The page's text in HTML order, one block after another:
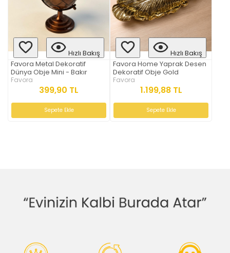
Hızlı Bakış
Favora Metal Dekoratif
Dünya Obje Mini - Bakır
Favora
399,90 TL
Sepete Ekle
Hızlı Bakış
Favora Home Yaprak Desen
Dekoratif Obje Gold
Favora
1.199,88 TL
Sepete Ekle